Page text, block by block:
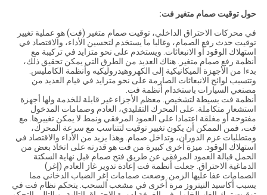
حول توقيت صمام متغير فت:
في محركات الاحتراق الداخلي، توقيت صمام متغير (فت) هو عملية تغيير
توقيت حدث رفع الصمام، وغالبا ما يستخدم لتحسين الأداء، والاقتصاد في
استهلاك الوقود أو الانبعاثات. ويستخدم على نحو متزايد في تركيبة مع
أنظمة رفع صمام متغير. هناك العديد من الطرق التي يمكن تحقيق ذلك،
بدءا من الأجهزة الميكانيكية إلى الكهروهيدروليكيه وأنظمة الكامليس.
وتتسبب لوائح الانبعاثات الصارمة على نحو متزايد في قيام العديد من
مصنعي السيارات باستخدام أنظمة فت.
أنظمة فت بسيطة لتشخيص. معظم الأجزاء غير قابلة للخدمة ولها أجهزة
استشعار متكاملة. على المحرك التقليدي، العادم وصمامات المدخول
مفتوحة أو مغلقة اعتمادا على العمود المرفقي ونمط لا يمكن تغييرها. مع
فت، فمن الممكن أن يكون تغيير توقيت لتتناسب مع سرعة المحرك،
ومتطلبات عزم الدوران، وتداخل صمام. وهذا يزيد من الأداء والاقتصاد في
استهلاك الوقود. ميزة أخرى كبيرة من فت هو قدرته على اتخاذ بعض من
الحمل قبالة العمود المرفقي عن طريق فتح صمام قبل نهاية السكتة
الدماغية الاحتراق. جعلت أنظمة فت إعادة تدوير غاز العادم (إغر)
الصمامات عفا عليها الزمن. وضعت صمامات إغر الضباب الدخاني مما
يسبب أكاسيد النيتروز مرة أخرى في مشعب السحب. يتحكم نظام فت في